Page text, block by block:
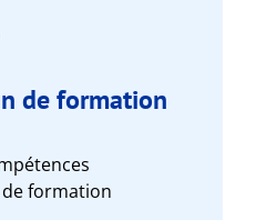
de formation
formation